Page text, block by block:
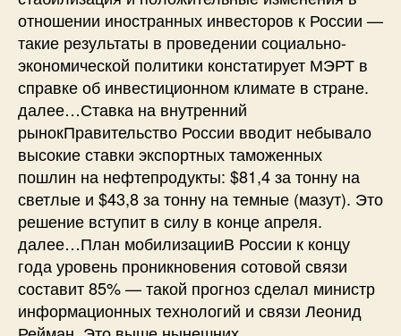
отношении иностранных инвесторов к России —
такие результаты в проведении социально-
экономической политики констатирует МЭРТ в
справке об инвестиционном климате в стране.
далее…Ставка на внутренний
рынокПравительство России вводит небывало
высокие ставки экспортных таможенных
пошлин на нефтепродукты: $81,4 за тонну на
светлые и $43,8 за тонну на темные (мазут). Это
решение вступит в силу в конце апреля.
далее…План мобилизацииВ России к концу
года уровень проникновения сотовой связи
составит 85% — такой прогноз сделал министр
информационных технологий и связи Леонид